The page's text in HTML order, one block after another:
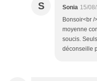
S Sonia 15/
Bonsoir<br /
moyenne
soucis.
déconseille